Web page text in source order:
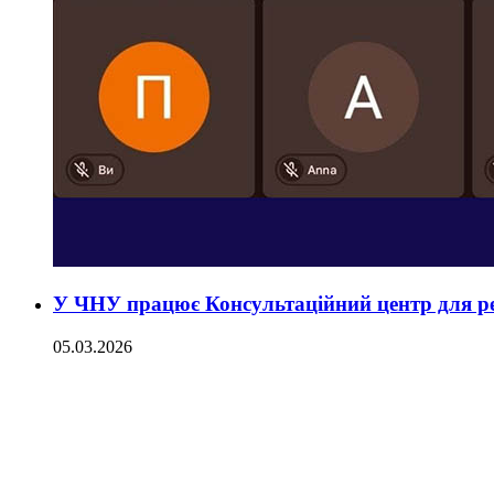
У ЧНУ працює Консультаційний центр для
05.03.2026